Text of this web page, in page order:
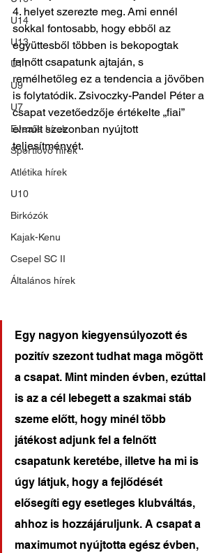
U14
U13
U11
U9
U7
Evezős hírek
Sportlövő hírek
Atlétika hírek
U10
Birkózók
Kajak-Kenu
Csepel SC II
Általános hírek
4. helyet szerezte meg. Ami ennél
sokkal fontosabb, hogy ebből az
együttesből többen is bekopogtak
felnőtt csapatunk ajtaján, s
remélhetőleg ez a tendencia a jövőben
is folytatódik. Zsivoczky-Pandel Péter a
csapat vezetőedzője értékelte „fiai”
elmúlt szezonban nyújtott
teljesítményét.
Egy nagyon kiegyensúlyozott és
pozitív szezont tudhat maga mögött
a csapat. Mint minden évben, ezúttal
is az a cél lebegett a szakmai stáb
szeme előtt, hogy minél több
játékost adjunk fel a felnőtt
csapatunk keretébe, illetve ha mi is
úgy látjuk, hogy a fejlődését
elősegíti egy esetleges klubváltás,
ahhoz is hozzájáruljunk. A csapat a
maximumot nyújtotta egész évben,